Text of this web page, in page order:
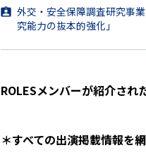
外交・安全保障調査研究事
究能力の抜本的強化」
ROLESメンバーが紹介され
＊すべての出演掲載情報を